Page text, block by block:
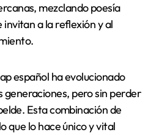
mezclando poesía
a la reflexión y al
español ha evolucionado
generaciones, pero sin perder
Esta combinación de
que lo hace único y vital